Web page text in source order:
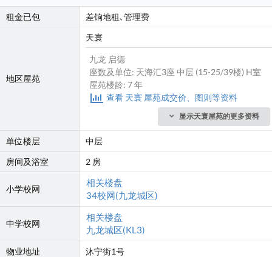
租金已包 差饷地租､管理费
地区屋苑
天寰
九龙 启德
座数及单位: 天海汇3座 中层 (15-25/39楼) H室
屋苑楼龄: 7 年
查看 天寰 屋苑成交价、图则等资料
显示天寰屋苑的更多资料
单位楼层
中层
房间及浴室
2 房
小学校网
相关楼盘
34校网(九龙城区)
中学校网
相关楼盘
九龙城区(KL3)
物业地址 沐宁街1号